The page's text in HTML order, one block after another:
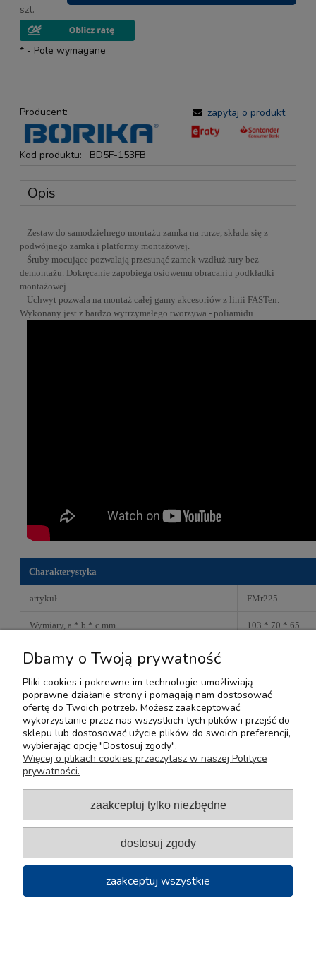
szt.
* - Pole wymagane
Producent:
Kod produktu: BD5F-153FB
zapytaj o produkt
Opis
Zestaw do samodzielnego montażu zamka na rurze, składa się z
podwójnego zamka i platformy montażowej.
Śruby mocujące pozwalają przesunąć zamek wzdłuż rury bez
demontażu. Dokręcanie zapobiega osiowemu obracaniu podkładki
montażowej.
Uchwyt pozwala na montaż całej gamy akcesoriów z linii FASTen.
Wykonany jest z bardzo wytrzymałego tworzywa - poliamidu.
Charakterystyka
artykuł FMr225
Wymiary, a * b * c mm 103 * 70 * 65
waga
kolor Czarny, Szary,
Pomoc
Moje konto
Płatności i dostawa
Informacje
O nas
Dbamy o Twoją prywatność
Pliki cookies i pokrewne im technologie umożliwiają
poprawne działanie strony i pomagają nam dostosować
ofertę do Twoich potrzeb. Możesz zaakceptować
wykorzystanie przez nas wszystkich tych plików i przejść do
sklepu lub dostosować użycie plików do swoich preferencji,
wybierając opcję "Dostosuj zgody".
Więcej o plikach cookies przeczytasz w naszej Polityce
prywatności.
zaakceptuj tylko niezbędne
dostosuj zgody
zaakceptuj wszystkie